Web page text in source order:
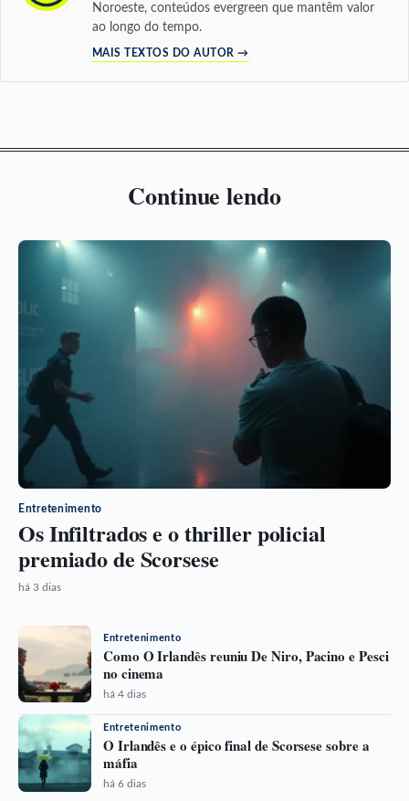
Noroeste, conteúdos evergreen que mantêm valor
ao longo do tempo.
MAIS TEXTOS DO AUTOR →
Continue lendo
Entretenimento
Os Infiltrados e o thriller policial
premiado de Scorsese
há 3 dias
Entretenimento
Como O Irlandês reuniu De Niro, Pacino e Pesci
no cinema
há 4 dias
Entretenimento
O Irlandês e o épico final de Scorsese sobre a
máfia
há 6 dias